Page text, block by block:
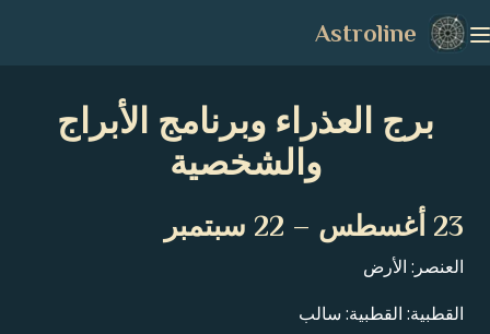
Astroline
برج العذراء وبرنامج الأبراج
والشخصية
23 أغسطس – 22 سبتمبر
العنصر: الأرض
القطبية: القطبية: سالب